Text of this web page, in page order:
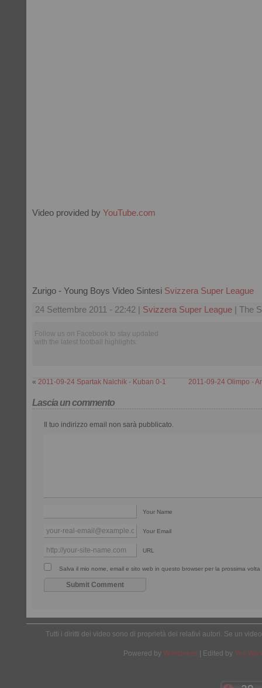
Video provided by YouTube.com
Zurigo - Young Boys Video Sintesi Svizzera Super League
24 Settembre 2011 - 22:42 | Svizzera Super League | The
Follow us on Facebook to stay updated
with the latest football highlights.
« 2011-09-24 Spartak Nalchik - Kuban 0-1 2011-09-24 Olimpo -
Lascia un commento
Il tuo indirizzo email non sarà pubblicato.
Your Name
Your Email
URL
Salva il mio nome, email e sito web in questo browser per la prossima
Tutti i diritti dei video sono di proprietà dei relativi autori. Se un
Powered by Wordpress | Edited by Yes We